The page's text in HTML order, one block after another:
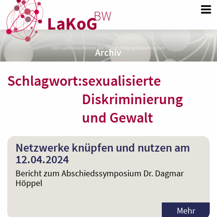
Schlagwort:sexualisierte
Diskriminierung
und Gewalt
Netzwerke knüpfen und nutzen am
12.04.2024
Bericht zum Abschiedssymposium Dr. Dagmar
Höppel
Mehr